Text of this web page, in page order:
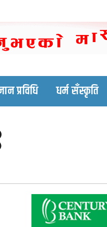
site
प्रविधि धर्म सँस्कृति